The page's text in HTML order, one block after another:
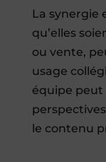
La synergie
qu’elles
ou vente,
usage
équipe peut
le contenu